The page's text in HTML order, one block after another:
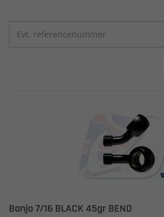
Banjo 7/16 BLACK 45gr BEND